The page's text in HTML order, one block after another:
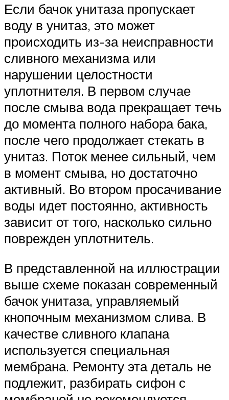
Если бачок унитаза пропускает
воду в унитаз, это может
происходить из-за неисправности
сливного механизма или
нарушении целостности
уплотнителя. В первом случае
после смыва вода прекращает течь
до момента полного набора бака,
после чего продолжает стекать в
унитаз. Поток менее сильный, чем
в момент смыва, но достаточно
активный. Во втором просачивание
воды идет постоянно, активность
зависит от того, насколько сильно
поврежден уплотнитель.
В представленной на иллюстрации
выше схеме показан современный
бачок унитаза, управляемый
кнопочным механизмом слива. В
качестве сливного клапана
используется специальная
мембрана. Ремонту эта деталь не
подлежит, разбирать сифон с